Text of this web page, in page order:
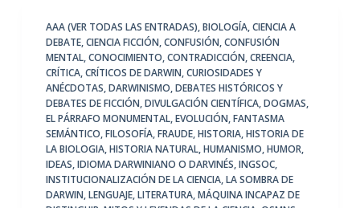
AAA (VER TODAS LAS ENTRADAS),BIOLOGÍA,CIENCIA A
DEBATE,CIENCIA FICCIÓN,CONFUSIÓN,CONFUSIÓN
MENTAL,CONOCIMIENTO,CONTRADICCIÓN,CREENCIA,
CRÍTICA,CRÍTICOS DE DARWIN,CURIOSIDADES Y
ANÉCDOTAS,DARWINISMO,DEBATES HISTÓRICOS Y
DEBATES DE FICCIÓN,DIVULGACIÓN CIENTÍFICA,DOGMAS,
EL PÁRRAFO MONUMENTAL,EVOLUCIÓN,FANTASMA
SEMÁNTICO,FILOSOFÍA,FRAUDE,HISTORIA,HISTORIA DE
LA BIOLOGIA,HISTORIA NATURAL,HUMANISMO,HUMOR,
IDEAS,IDIOMA DARWINIANO O DARVINÉS,INGSOC,
INSTITUCIONALIZACIÓN DE LA CIENCIA,LA SOMBRA DE
DARWIN,LENGUAJE,LITERATURA,MÁQUINA INCAPAZ DE